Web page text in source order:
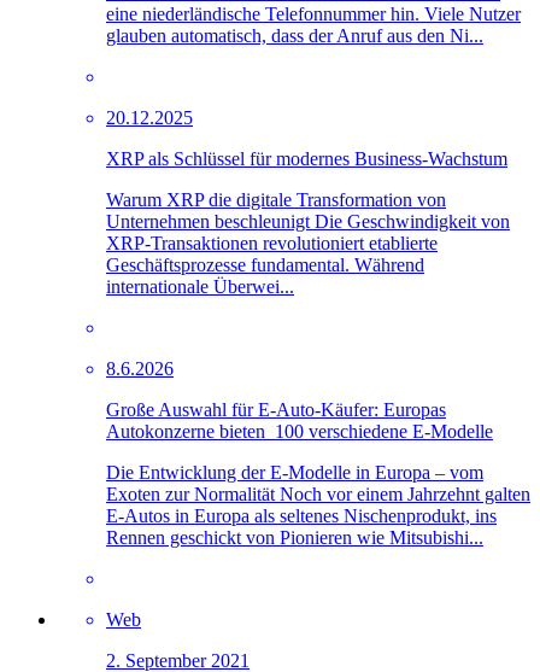
eine niederländische Telefonnummer hin. Viele Nutzer
glauben automatisch, dass der Anruf aus den Ni...
20.12.2025
XRP als Schlüssel für modernes Business-Wachstum
Warum XRP die digitale Transformation von
Unternehmen beschleunigt Die Geschwindigkeit von
XRP-Transaktionen revolutioniert etablierte
Geschäftsprozesse fundamental. Während
internationale Überwei...
8.6.2026
Große Auswahl für E-Auto-Käufer: Europas
Autokonzerne bieten 100 verschiedene E-Modelle
Die Entwicklung der E-Modelle in Europa – vom
Exoten zur Normalität Noch vor einem Jahrzehnt galten
E-Autos in Europa als seltenes Nischenprodukt, ins
Rennen geschickt von Pionieren wie Mitsubishi...
Web
2. September 2021